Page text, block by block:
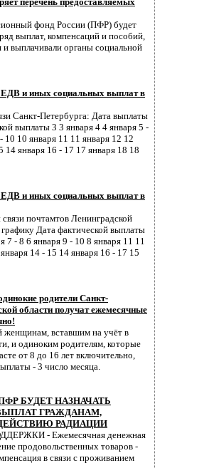
фонд России (ПФР) будет
выплат, компенсаций и пособий,
выплачивали органы социальной
и иных социальных выплат в
Санкт-Петербурга: Дата выплаты
выплаты 3 3 января 4 4 января 5 -
10 10 января 11 11 января 12 12
14 января 16 - 17 17 января 18 18
и иных социальных выплат в
почтамтов Ленинградской
Дата фактической выплаты
7 - 8 6 января 9 - 10 8 января 11 11
14 - 15 14 января 16 - 17 15
родители Санкт-
области получат ежемесячные
вставшим на учёт в
и одиноким родителям, которые
от 8 до 16 лет включительно,
- 3 число месяца.
БУДЕТ НАЗНАЧАТЬ
ГРАЖДАНАМ,
РАДИАЦИИ
- Ежемесячная денежная
продовольственных товаров -
в связи с проживанием